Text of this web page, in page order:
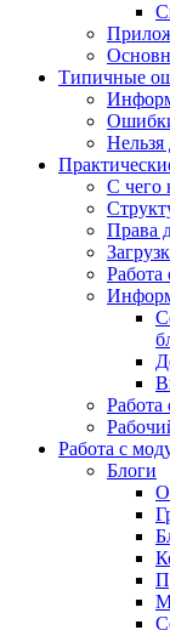
Типичные
Нельзя
С чего
Права
Работа
Работа
Работа с
Блоги